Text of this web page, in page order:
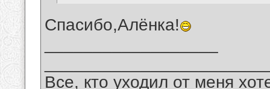
Спасибо,Алёнка!
Все, кто уходил от меня